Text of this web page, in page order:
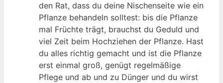
den Rat, dass du deine Nischenseite wie ein
Pflanze behandeln solltest: bis die Pflanze
mal Früchte trägt, brauchst du Geduld und
viel Zeit beim Hochziehen der Pflanze. Hast
du alles richtig gemacht und ist die Pflanze
erst einmal groß, genügt regelmäßige
Pflege und ab und zu Dünger und du wirst